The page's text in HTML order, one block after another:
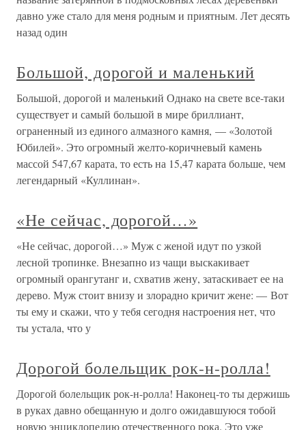
давно уже стало для меня родным и приятным. Лет десять
назад один
Большой, дорогой и маленький
Большой, дорогой и маленький Однако на свете все-таки
существует и самый большой в мире бриллиант,
ограненный из единого алмазного камня, — «Золотой
Юбилей». Это огромный желто-коричневый камень
массой 547,67 карата, то есть на 15,47 карата больше, чем
легендарный «Куллинан».
«Не сейчас, дорогой…»
«Не сейчас, дорогой…» Муж с женой идут по узкой
лесной тропинке. Внезапно из чащи выскакивает
огромный орангутанг и, схватив жену, затаскивает ее на
дерево. Муж стоит внизу и злорадно кричит жене: — Вот
ты ему и скажи, что у тебя сегодня настроения нет, что
ты устала, что у
Дорогой болельщик рок-н-ролла!
Дорогой болельщик рок-н-ролла! Наконец-то ты держишь
в руках давно обещанную и долго ожидавшуюся тобой
новую энциклопедию отечественного рока. Это уже